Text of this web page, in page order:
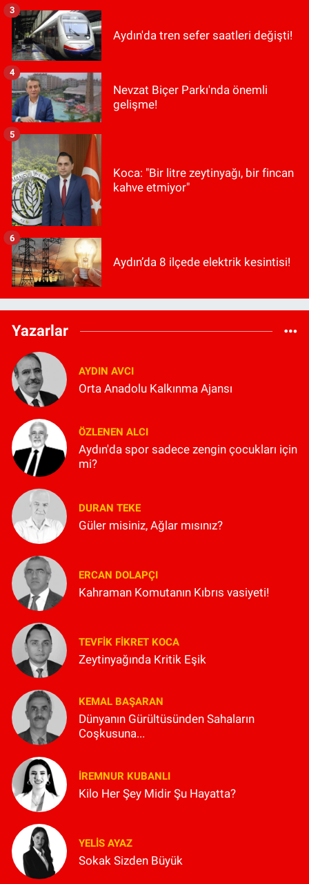
Aydın'da tren sefer saatleri değişti!
3
Nevzat Biçer Parkı'nda önemli
gelişme!
4
Koca: "Bir litre zeytinyağı, bir fincan
kahve etmiyor"
5
Aydın’da 8 ilçede elektrik kesintisi!
6
Yazarlar
AYDIN AVCI
Orta Anadolu Kalkınma Ajansı
ÖZLENEN ALCI
Aydın'da spor sadece zengin çocukları için
mi?
DURAN TEKE
Güler misiniz, Ağlar mısınız?
ERCAN DOLAPÇI
Kahraman Komutanın Kıbrıs vasiyeti!
TEVFIK FIKRET KOCA
Zeytinyağında Kritik Eşik
KEMAL BAŞARAN
Dünyanın Gürültüsünden Sahaların
Coşkusuna...
İREMNUR KUBANLI
Kilo Her Şey Midir Şu Hayatta?
YELIS AYAZ
Sokak Sizden Büyük